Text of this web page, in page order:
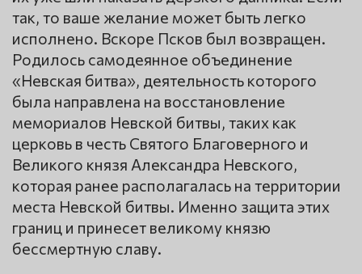
так, то ваше желание может быть легко
исполнено. Вскоре Псков был возвращен.
Родилось самодеянное объединение
«Невская битва», деятельность которого
была направлена на восстановление
мемориалов Невской битвы, таких как
церковь в честь Святого Благоверного и
Великого князя Александра Невского,
которая ранее располагалась на территории
места Невской битвы. Именно защита этих
границ и принесет великому князю
бессмертную славу.